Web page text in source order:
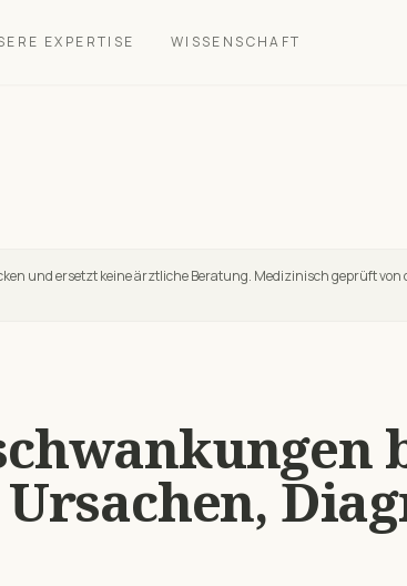
EXPERTISE WISSENSCHAFT
und ersetzt keine ärztliche Beratung. Medizinisch geprüft von
Ursachen,